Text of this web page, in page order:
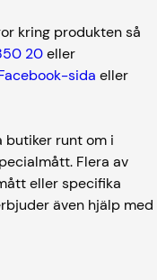
kring produkten så
20eller
sida eller
butiker runt om i
Flera av
eller specifika
även hjälp med